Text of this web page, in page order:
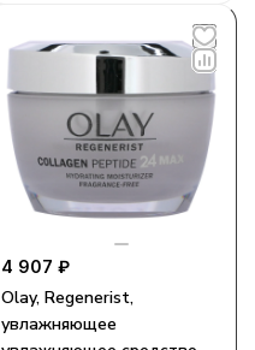
4 907 ₽
Olay, Regenerist,
увлажняющее